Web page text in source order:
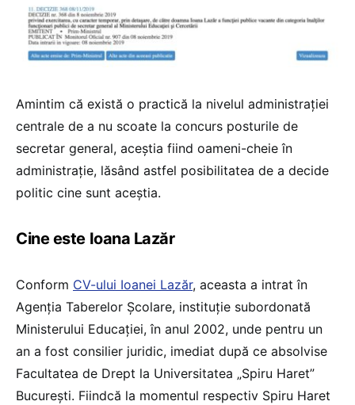
Amintim că există o practică la nivelul administrației
centrale de a nu scoate la concurs posturile de
secretar general, aceștia fiind oameni-cheie în
administrație, lăsând astfel posibilitatea de a decide
politic cine sunt aceștia.
Cine este Ioana Lazăr
Conform CV-ului Ioanei Lazăr, aceasta a intrat în
Agenția Taberelor Școlare, instituție subordonată
Ministerului Educației, în anul 2002, unde pentru un
an a fost consilier juridic, imediat după ce absolvise
Facultatea de Drept la Universitatea „Spiru Haret”
București. Fiindcă la momentul respectiv Spiru Haret